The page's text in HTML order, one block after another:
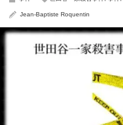
Jean-Baptiste Roquentin